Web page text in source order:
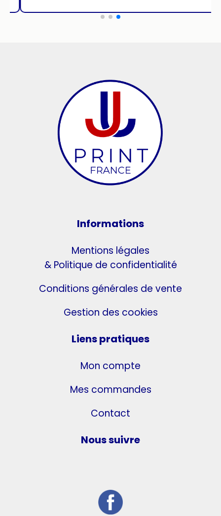
Informations
Mentions légales
& Politique de confidentialité
Conditions générales de vente
Gestion des cookies
Liens pratiques
Mon compte
Mes commandes
Contact
Nous suivre